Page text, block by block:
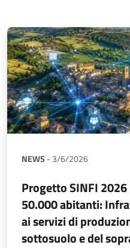
NEWS - 3/6/2026
Progetto SINFI
50.000 abitanti:
ai servizi di
sottosuolo e del